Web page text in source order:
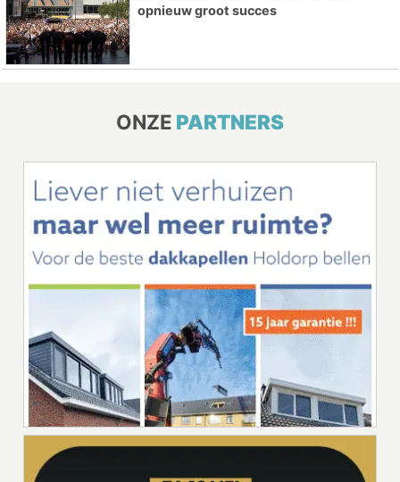
opnieuw groot succes
ONZE PARTNERS